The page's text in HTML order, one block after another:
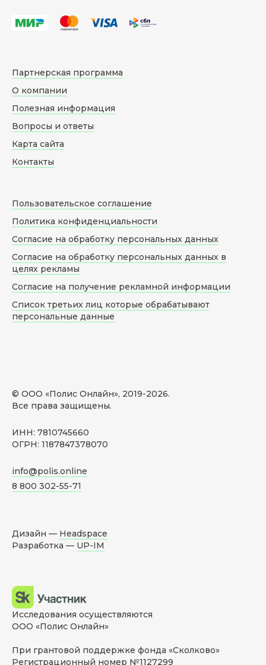
© ООО «Полис Онлайн», 2019-2026.
Все права защищены.
ИНН: 7810745660
ОГРН: 1187847378070
info@polis.online
8 800 302-55-71
Партнерская программа
О компании
Полезная информация
Вопросы и ответы
Карта сайта
Контакты
Пользовательское соглашение
Политика конфиденциальности
Согласие на обработку персональных данных
Согласие на обработку персональных данных в
целях рекламы
Согласие на получение рекламной информации
Список третьих лиц которые обрабатывают
персональные данные
Дизайн — Headspace
Разработка — UP-IM
Исследования осуществляются
ООО «Полис Онлайн»
При грантовой поддержке фонда «Сколково»
Регистрационный номер №1127299